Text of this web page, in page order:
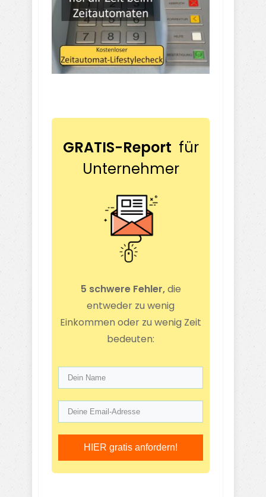
GRATIS-Report für
Unternehmer
5 schwere Fehler,die
entweder zu wenig
Einkommen oder zu wenig Zeit
bedeuten:
HIER gratis anfordern!